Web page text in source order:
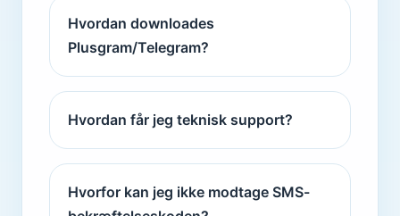
Hvordan downloades
Plusgram/Telegram?
Hvordan får jeg teknisk support?
Hvorfor kan jeg ikke modtage SMS-